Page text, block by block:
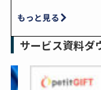
もっと見る
サービス資料ダ